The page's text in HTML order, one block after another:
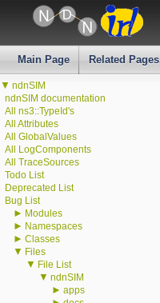
Main Page Related Pages
▼ ndnSIM
ndnSIM documentation
All ns3::TypeId's
All Attributes
All GlobalValues
All LogComponents
All TraceSources
Todo List
Deprecated List
Bug List
► Modules
► Namespaces
► Classes
▼ Files
▼ File List
▼ ndnSIM
► apps